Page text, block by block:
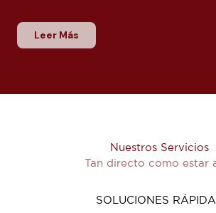
Leer Más
Nuestros Servicios
Tan directo como estar
SOLUCIONES